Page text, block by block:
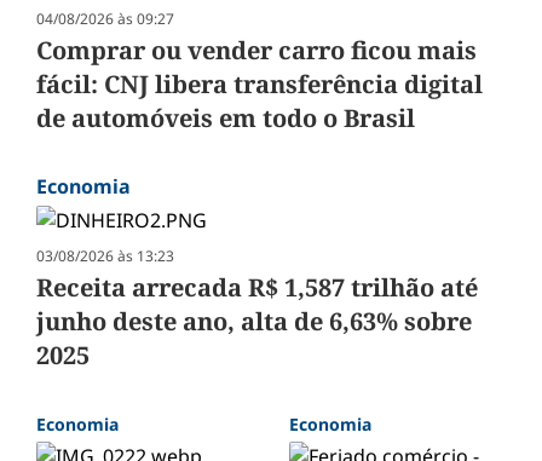
04/08/2026 às 09:27
Comprar ou vender carro ficou mais
fácil: CNJ libera transferência digital
de automóveis em todo o Brasil
Economia
03/08/2026 às 13:23
Receita arrecada R$ 1,587 trilhão até
junho deste ano, alta de 6,63% sobre
2025
Economia Economia